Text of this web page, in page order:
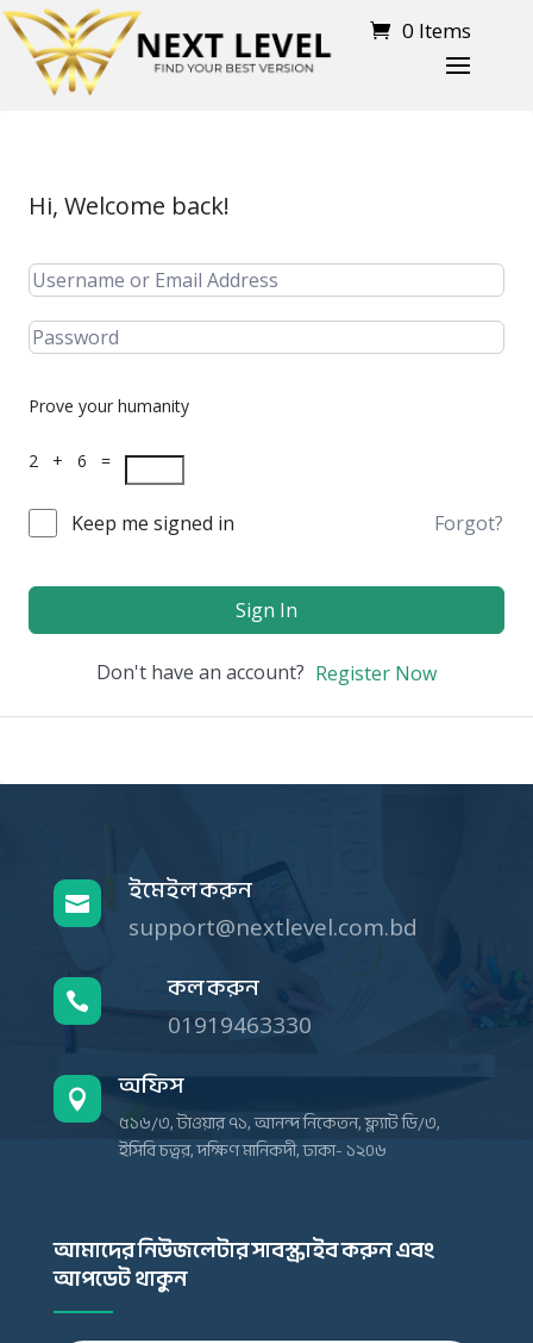
0 Items
Hi, Welcome back!
Prove your humanity
2 + 6 =
Keep me signed in Forgot?
Sign In
Don't have an account? Register Now
 ইমেইল করুন
support@nextlevel.com.bd
 কল করুন
01919463330
 অফিস
৫১৬/৩, টাওয়ার ৭১, আনন্দ নিকেতন, ফ্ল্যাট ডি/৩,
ইসিবি চত্বর, দক্ষিণ মানিকদী, ঢাকা- ১২০৬
আমাদের নিউজলেটার সাবস্ক্রাইব করুন এবং
আপডেট থাকুন